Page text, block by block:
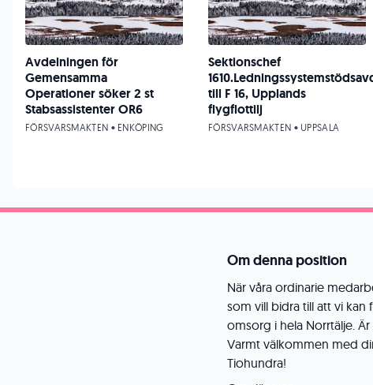
Om denna position
När våra ordinarie
som vill bidra till att vi
omsorg i hela Norrtälje.
Varmt välkommen med
Tiohundra!
Avdelningen för
Gemensamma
Operationer söker 2 st
Stabsassistenter OR6
FÖRSVARSMAKTEN • ENKÖPING
Sektionschef
till F 16, Upplands
flygflottilj
FÖRSVARSMAKTEN • UPPSALA